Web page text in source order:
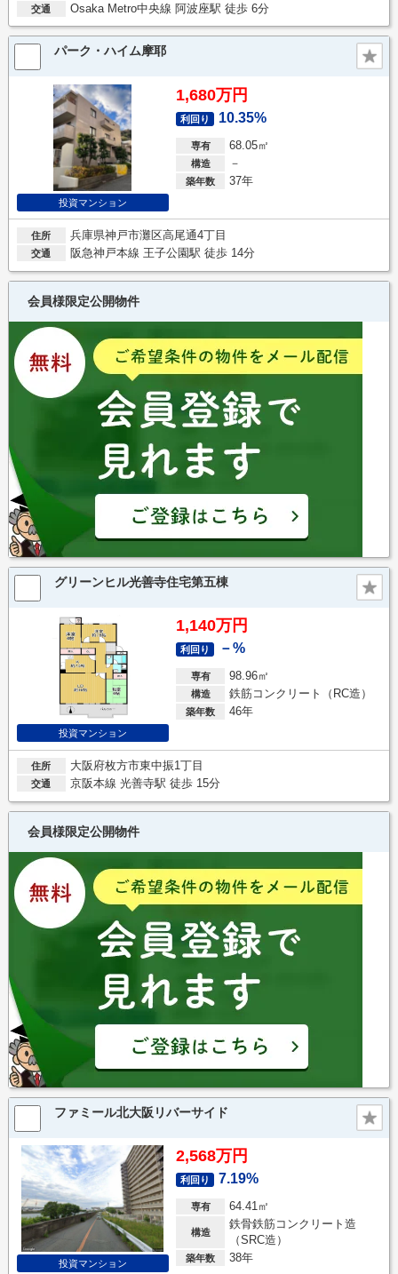
交通 Osaka Metro中央線 阿波座駅 徒歩 6分
パーク・ハイム摩耶
投資マンション
1,680万円
利回り 10.35%
専有 68.05㎡
構造 －
築年数 37年
住所 兵庫県神戸市灘区高尾通4丁目
交通 阪急神戸本線 王子公園駅 徒歩 14分
会員様限定公開物件
グリーンヒル光善寺住宅第五棟
投資マンション
1,140万円
利回り －%
専有 98.96㎡
構造 鉄筋コンクリート（RC造）
築年数 46年
住所 大阪府枚方市東中振1丁目
交通 京阪本線 光善寺駅 徒歩 15分
会員様限定公開物件
ファミール北大阪リバーサイド
投資マンション
2,568万円
利回り 7.19%
専有 64.41㎡
構造
鉄骨鉄筋コンクリート造
（SRC造）
築年数 38年